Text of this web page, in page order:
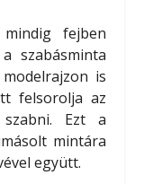
fejben
szabásminta
is
felsorolja az
Ezt a
mintára
együtt.